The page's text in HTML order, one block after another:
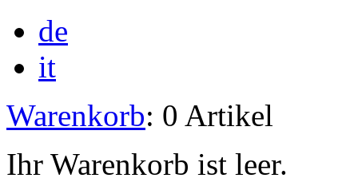
de
it
Warenkorb: 0 Artikel
Ihr Warenkorb ist leer.